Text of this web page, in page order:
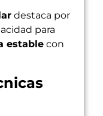
destaca por
para
estable con